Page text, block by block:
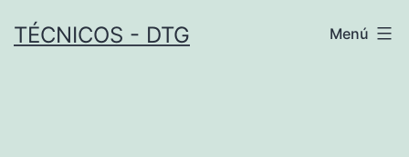
TÉCNICOS - DTG Menú